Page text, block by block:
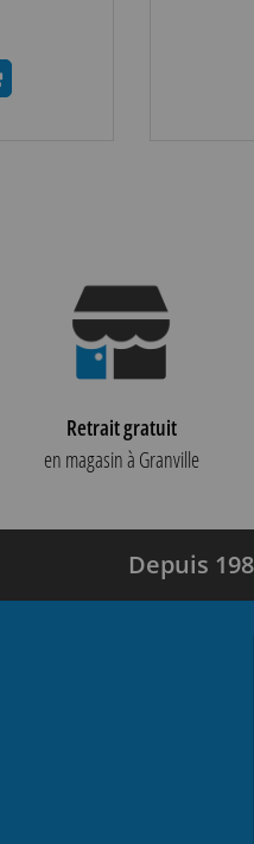
Retrait gratuit
en magasin à Granville
Depuis